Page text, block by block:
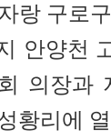
랑 구로
안양천
의장과
황리에